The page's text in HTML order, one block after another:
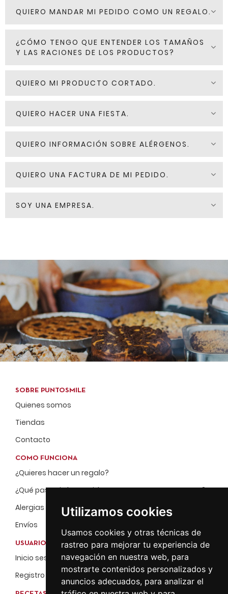
Utilizamos cookies
Usamos cookies y otras técnicas de
rastreo para mejorar tu experiencia de
navegación en nuestra web, para
mostrarte contenidos personalizados y
anuncios adecuados, para analizar el
QUIERO MANDAR MI PEDIDO COMO UN REGALO.
¿CÓMO TENGO QUE ENTENDER LOS TAMAÑOS
Y LAS RACIONES DE LOS PRODUCTOS?
QUIERO MI PRODUCTO CORTADO.
QUIERO HACER UNA FIESTA.
QUIERO INFORMACIÓN SOBRE ALÉRGENOS.
QUIERO UNA FACTURA DE MI PEDIDO.
SOY UNA EMPRESA.
SOBRE PUNTOSMILE
Quienes somos
Tiendas
Contacto
COMO FUNCIONA
¿Quieres hacer un regalo?
¿Qué pasa si el repartidor no me encuentra en casa?
Alergias
Envíos
USUARIOS
Inicio sesión
Registro